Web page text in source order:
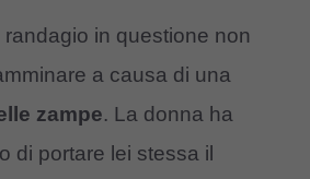
randagio in questione non
a causa di una
zampe. La donna ha
di portare lei stessa il